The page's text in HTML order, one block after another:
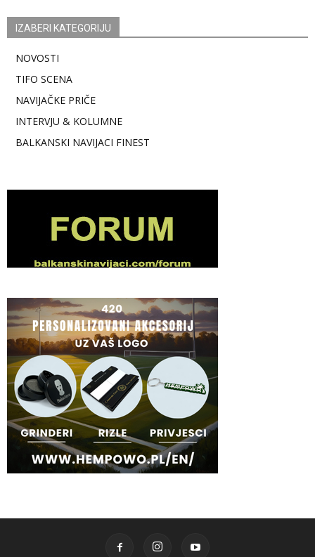
IZABERI KATEGORIJU
NOVOSTI
TIFO SCENA
NAVIJAČKE PRIČE
INTERVJU & KOLUMNE
BALKANSKI NAVIJACI FINEST